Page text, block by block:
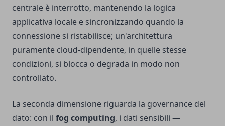
centrale è interrotto, mantenendo la logica
applicativa locale e sincronizzando quando la
connessione si ristabilisce; un'architettura
puramente cloud-dipendente, in quelle stesse
condizioni, si blocca o degrada in modo non
controllato.
La seconda dimensione riguarda la governance del
dato: con il fog computing, i dati sensibili —